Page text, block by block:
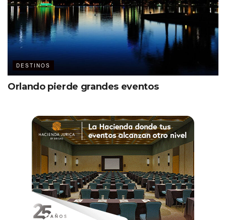
DESTINOS
Orlando pierde grandes eventos